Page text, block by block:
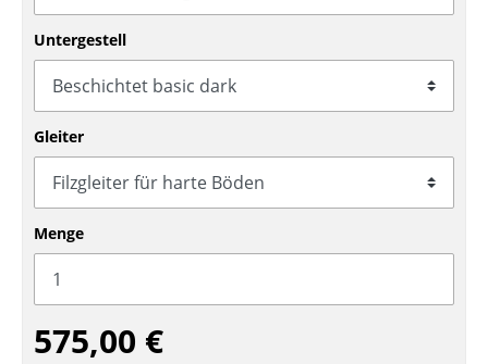
Einzelteile
... alle Sitzmöbel
Tische
Esstische
Beistelltische
Couchtische
Schreibtische
Sekretäre & PC-Tische
Untergestell
Gleiter
Menge
575,00 €